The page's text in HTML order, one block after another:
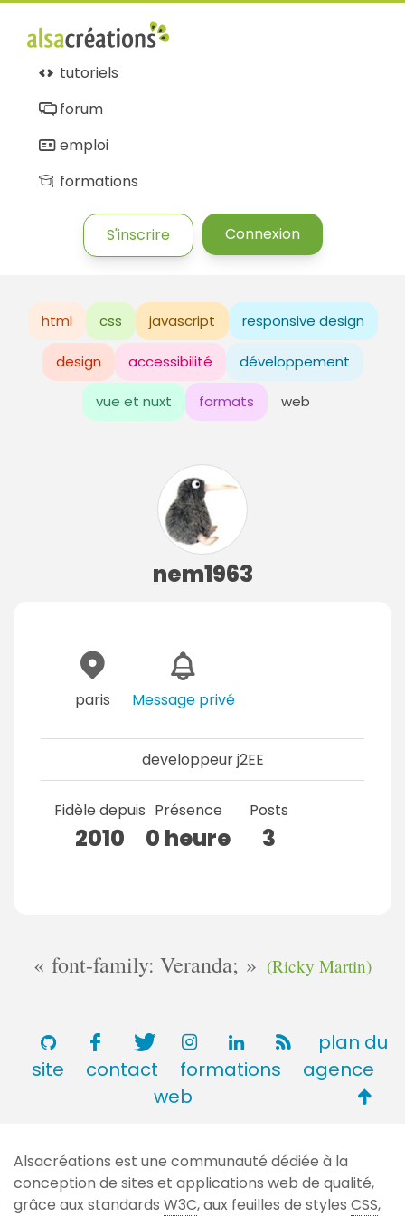
tutoriels
forum
emploi
formations
S'inscrire Connexion
html css javascript responsive design
design accessibilité développement
vue et nuxt formats web
nem1963
paris Message privé
developpeur j2EE
Fidèle depuis
2010
Présence
0 heure
Posts
3
font-family: Veranda; (Ricky Martin)
plan du
site
contact formations
agence
web
de
page
Alsacréations est une communauté dédiée à la
conception de sites et applications web de qualité,
grâce aux standards W3C, aux feuilles de styles CSS,